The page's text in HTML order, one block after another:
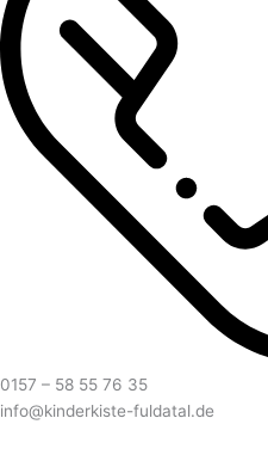
0157 – 58 55 76 35
info@kinderkiste-fuldatal.de